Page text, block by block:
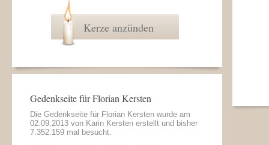
Kerze anzünden
Gedenkseite für Florian Kersten
Die Gedenkseite für Florian Kersten wurde am
02.09.2013 von Karin Kersten erstellt und bisher
7.352.159 mal besucht.